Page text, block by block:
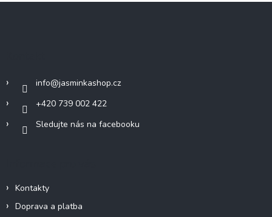
info@jasminkashop.cz
+420 739 002 422
Sledujte nás na facebooku
Kontakty
Doprava a platba